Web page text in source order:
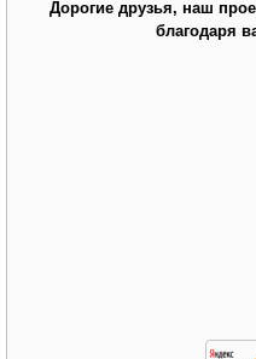
Дорогие друзья, наш
благодаря